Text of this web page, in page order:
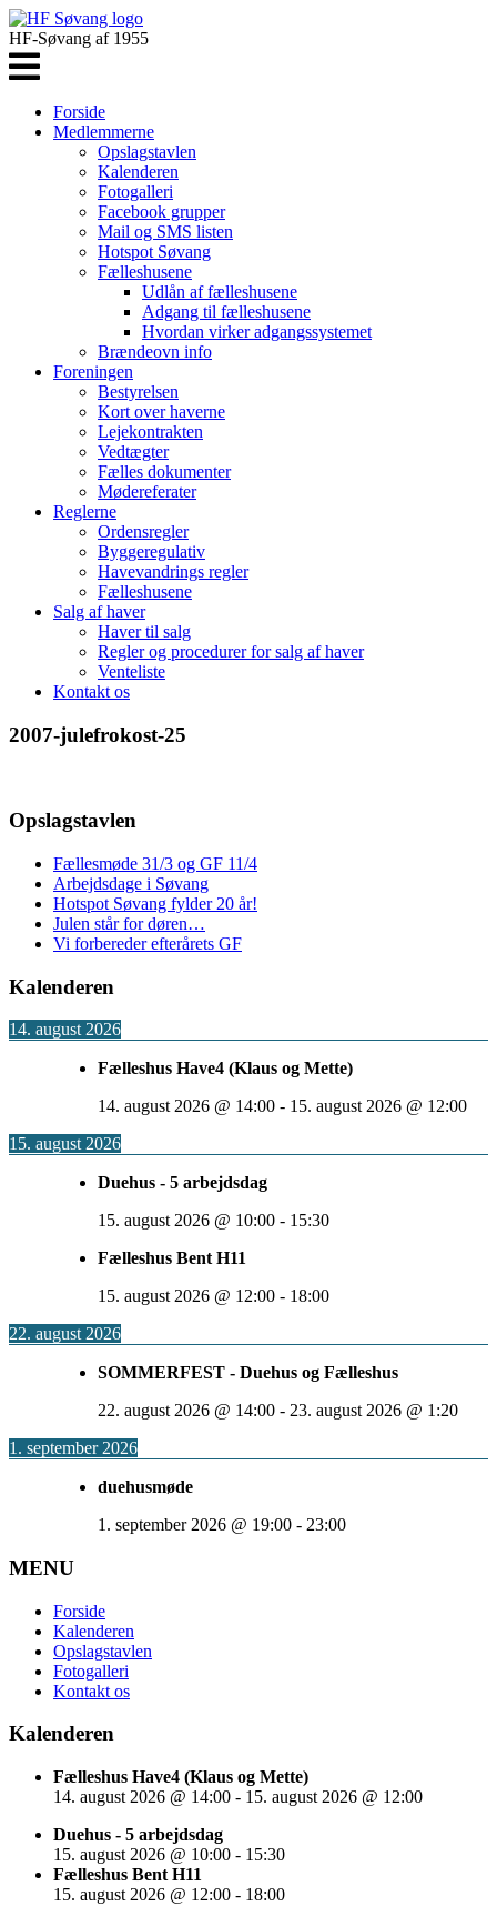
HF-Søvang af 1955
Forside
Medlemmerne
Opslagstavlen
Kalenderen
Fotogalleri
Facebook grupper
Mail og SMS listen
Hotspot Søvang
Fælleshusene
Udlån af fælleshusene
Adgang til fælleshusene
Hvordan virker adgangssystemet
Brændeovn info
Foreningen
Bestyrelsen
Kort over haverne
Lejekontrakten
Vedtægter
Fælles dokumenter
Mødereferater
Reglerne
Ordensregler
Byggeregulativ
Havevandrings regler
Fælleshusene
Salg af haver
Haver til salg
Regler og procedurer for salg af haver
Venteliste
Kontakt os
2007-julefrokost-25
Opslagstavlen
Fællesmøde 31/3 og GF 11/4
Arbejdsdage i Søvang
Hotspot Søvang fylder 20 år!
Julen står for døren…
Vi forbereder efterårets GF
Kalenderen
14. august 2026
Fælleshus Have4 (Klaus og Mette)
14. august 2026 @ 14:00 - 15. august 2026 @ 12:00
15. august 2026
Duehus - 5 arbejdsdag
15. august 2026 @ 10:00 - 15:30
Fælleshus Bent H11
15. august 2026 @ 12:00 - 18:00
22. august 2026
SOMMERFEST - Duehus og Fælleshus
22. august 2026 @ 14:00 - 23. august 2026 @ 1:20
1. september 2026
duehusmøde
1. september 2026 @ 19:00 - 23:00
MENU
Forside
Kalenderen
Opslagstavlen
Fotogalleri
Kontakt os
Kalenderen
Fælleshus Have4 (Klaus og Mette)
14. august 2026 @ 14:00 - 15. august 2026 @ 12:00
Duehus - 5 arbejdsdag
15. august 2026 @ 10:00 - 15:30
Fælleshus Bent H11
15. august 2026 @ 12:00 - 18:00